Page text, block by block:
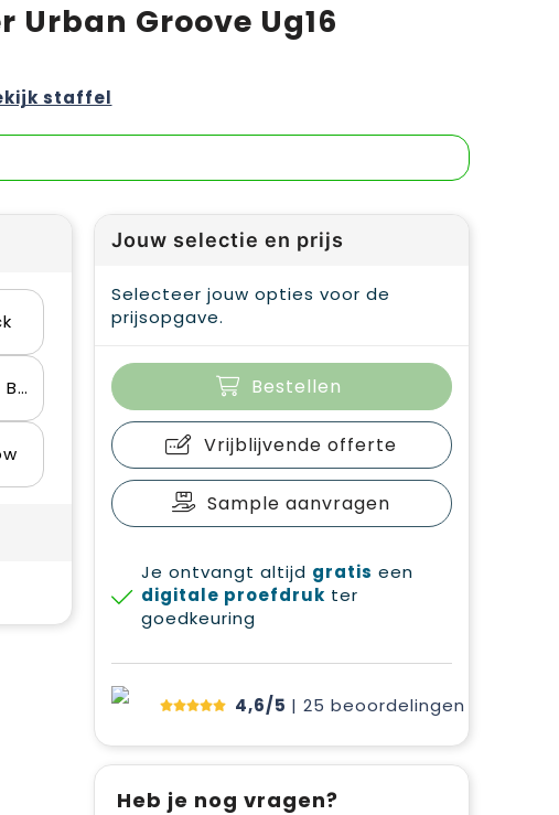
Groove Ug16
staffel
Stone Blue
Jouw selectie en prijs
Selecteer jouw opties voor de
prijsopgave.
Bestellen
Vrijblijvende offerte
Sample aanvragen
Je ontvangt altijd gratis een
digitale proefdruk ter
goedkeuring
4,6/5 | 25 beoordelingen
Heb je nog vragen?